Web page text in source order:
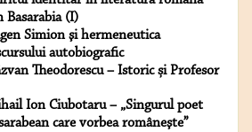
Basarabia (I)
Simion şi hermeneutica
autobiografic
Theodorescu – Istoric și Profesor
Ion Ciubotaru – „Singurul poet
care vorbea româneşte”